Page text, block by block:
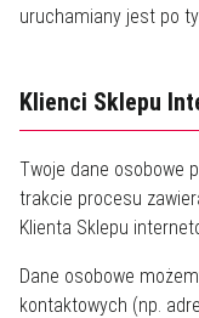
uruchamiany jest po
Klienci Sklepu
Twoje dane osobowe
trakcie procesu
Klienta Sklepu
Dane osobowe
kontaktowych (np.